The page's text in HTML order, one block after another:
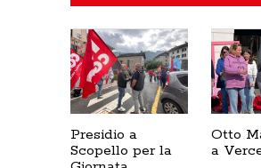
Presidio a
Scopello per la
Otto
a